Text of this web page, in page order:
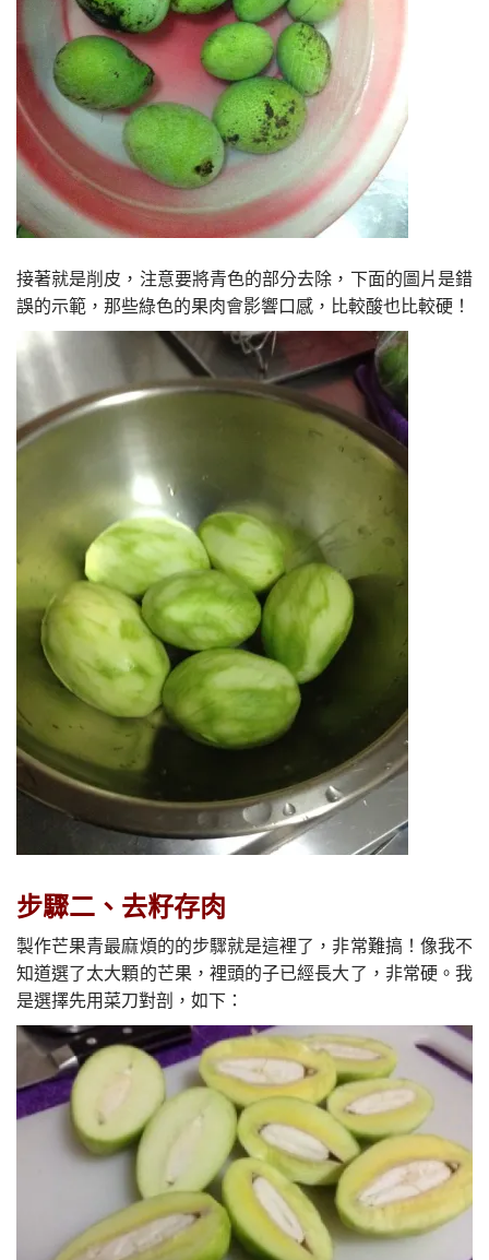
接著就是削皮，注意要將青色的部分去除，下面的圖片是錯
誤的示範，那些綠色的果肉會影響口感，比較酸也比較硬！
步驟二、去籽存肉
製作芒果青最麻煩的的步驟就是這裡了，非常難搞！像我不
知道選了太大顆的芒果，裡頭的子已經長大了，非常硬。我
是選擇先用菜刀對剖，如下：